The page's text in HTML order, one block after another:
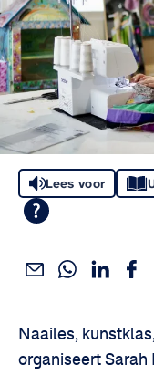
Lees voor
Deel het artikel:
Deel dit via e-mail
Deel dit via
Deel dit
Naailes,
organiseert Sarah